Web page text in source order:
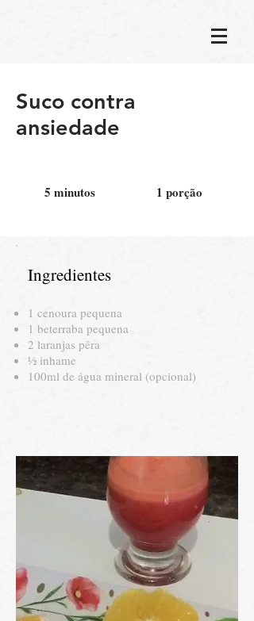
Suco contra
ansiedade
5 minutos 1 porção
Ingredientes
1 cenoura pequena
1 beterraba pequena
2 laranjas pêra
½ inhame
100ml de água mineral (opcional)